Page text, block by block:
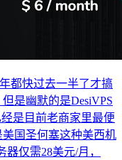
都快过去一半了才搞
是幽默的是DesiVPS
是目前老商家里最便
国圣何塞这种美西机
仅需28美元/月，